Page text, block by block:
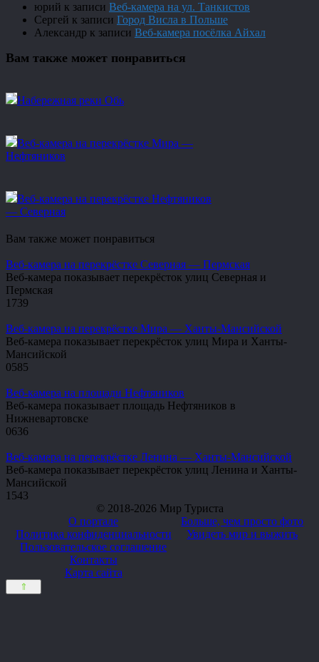
юрий к записи Веб-камера на ул. Танкистов
Сергей к записи Город Висла в Польше
Александр к записи Веб-камера посёлка Айхал
Вам также может понравиться
Набережная реки Обь
Веб-камера на перекрёстке Мира —
Нефтяников
Веб-камера на перекрёстке Нефтяников
— Северная
Вам также может понравиться
Веб-камера на перекрёстке Северная — Пермская
Веб-камера показывает перекрёсток улиц Северная и
Пермская
1 739
Веб-камера на перекрёстке Мира — Ханты-Мансийской
Веб-камера показывает перекрёсток улиц Мира и Ханты-
Мансийской
0585
Веб-камера на площади Нефтяников
Веб-камера показывает площадь Нефтяников в
Нижневартовске
0636
Веб-камера на перекрёстке Ленина — Ханты-Мансийской
Веб-камера показывает перекрёсток улиц Ленина и Ханты-
Мансийской
1 543
© 2018-2026 Мир Туриста
О портале
Политика конфиденциальности
Пользовательское соглашение
Контакты
Карта сайта
Больше, чем просто фото
Увидеть мир и выжить